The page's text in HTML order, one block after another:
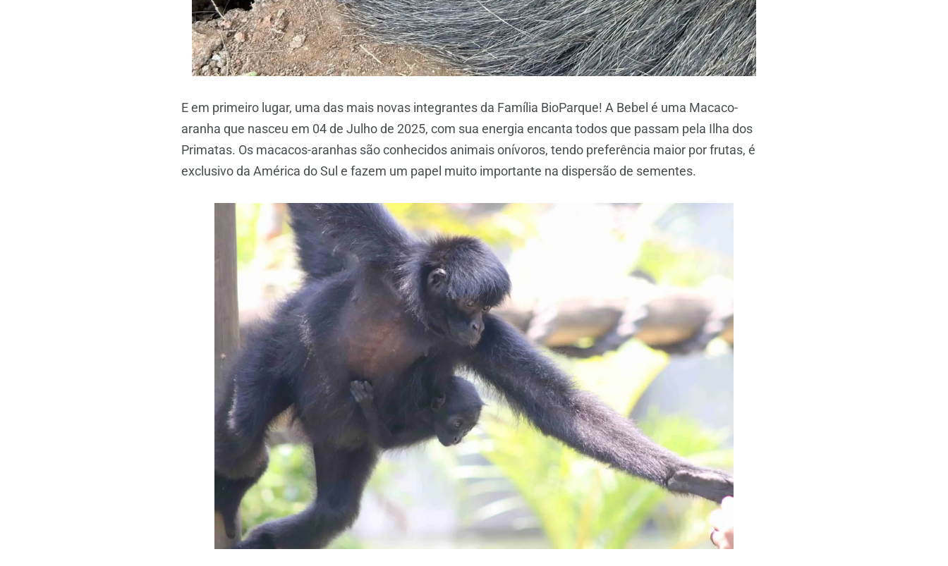
E em primeiro lugar, uma das mais novas integrantes da Família BioParque! A Bebel é uma Macaco-
aranha que nasceu em 04 de Julho de 2025, com sua energia encanta todos que passam pela Ilha dos
Primatas. Os macacos-aranhas são conhecidos animais onívoros, tendo preferência maior por frutas, é
exclusivo da América do Sul e fazem um papel muito importante na dispersão de sementes.